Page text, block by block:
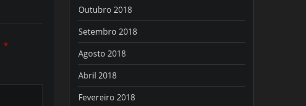
*
Outubro 2018
Setembro 2018
Agosto 2018
Abril 2018
Fevereiro 2018